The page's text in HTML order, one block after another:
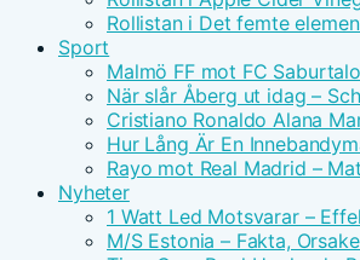
Rollistan i Det femte
Sport
Malmö FF mot FC
När slår Åberg ut idag –
Cristiano Ronaldo Alana
Hur Lång Är En
Rayo mot Real Madrid –
Nyheter
1 Watt Led Motsvarar –
M/S Estonia – Fakta,